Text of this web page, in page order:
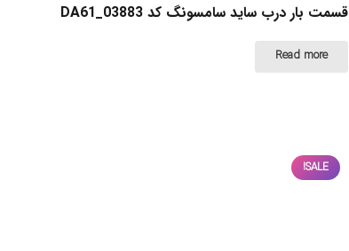
قسمت بار درب ساید سامسونگ کد DA61_03883
Read more
SALE!